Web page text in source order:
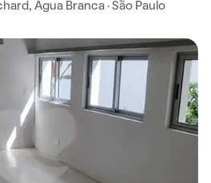
Água Branca · São Paulo